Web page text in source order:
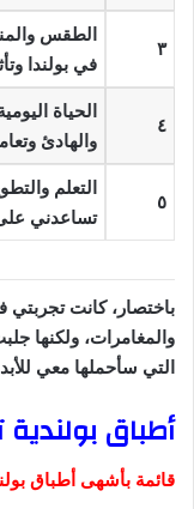
٣
الطقس
في بولندا
٤
الحياة
والهادئ
٥
التعلم
تساعدني
باختصار، كانت تجربتي
والمغامرات، ولكنها
التي سأحملها معي
أطباق بولندية
قائمة بأشهى أطباق